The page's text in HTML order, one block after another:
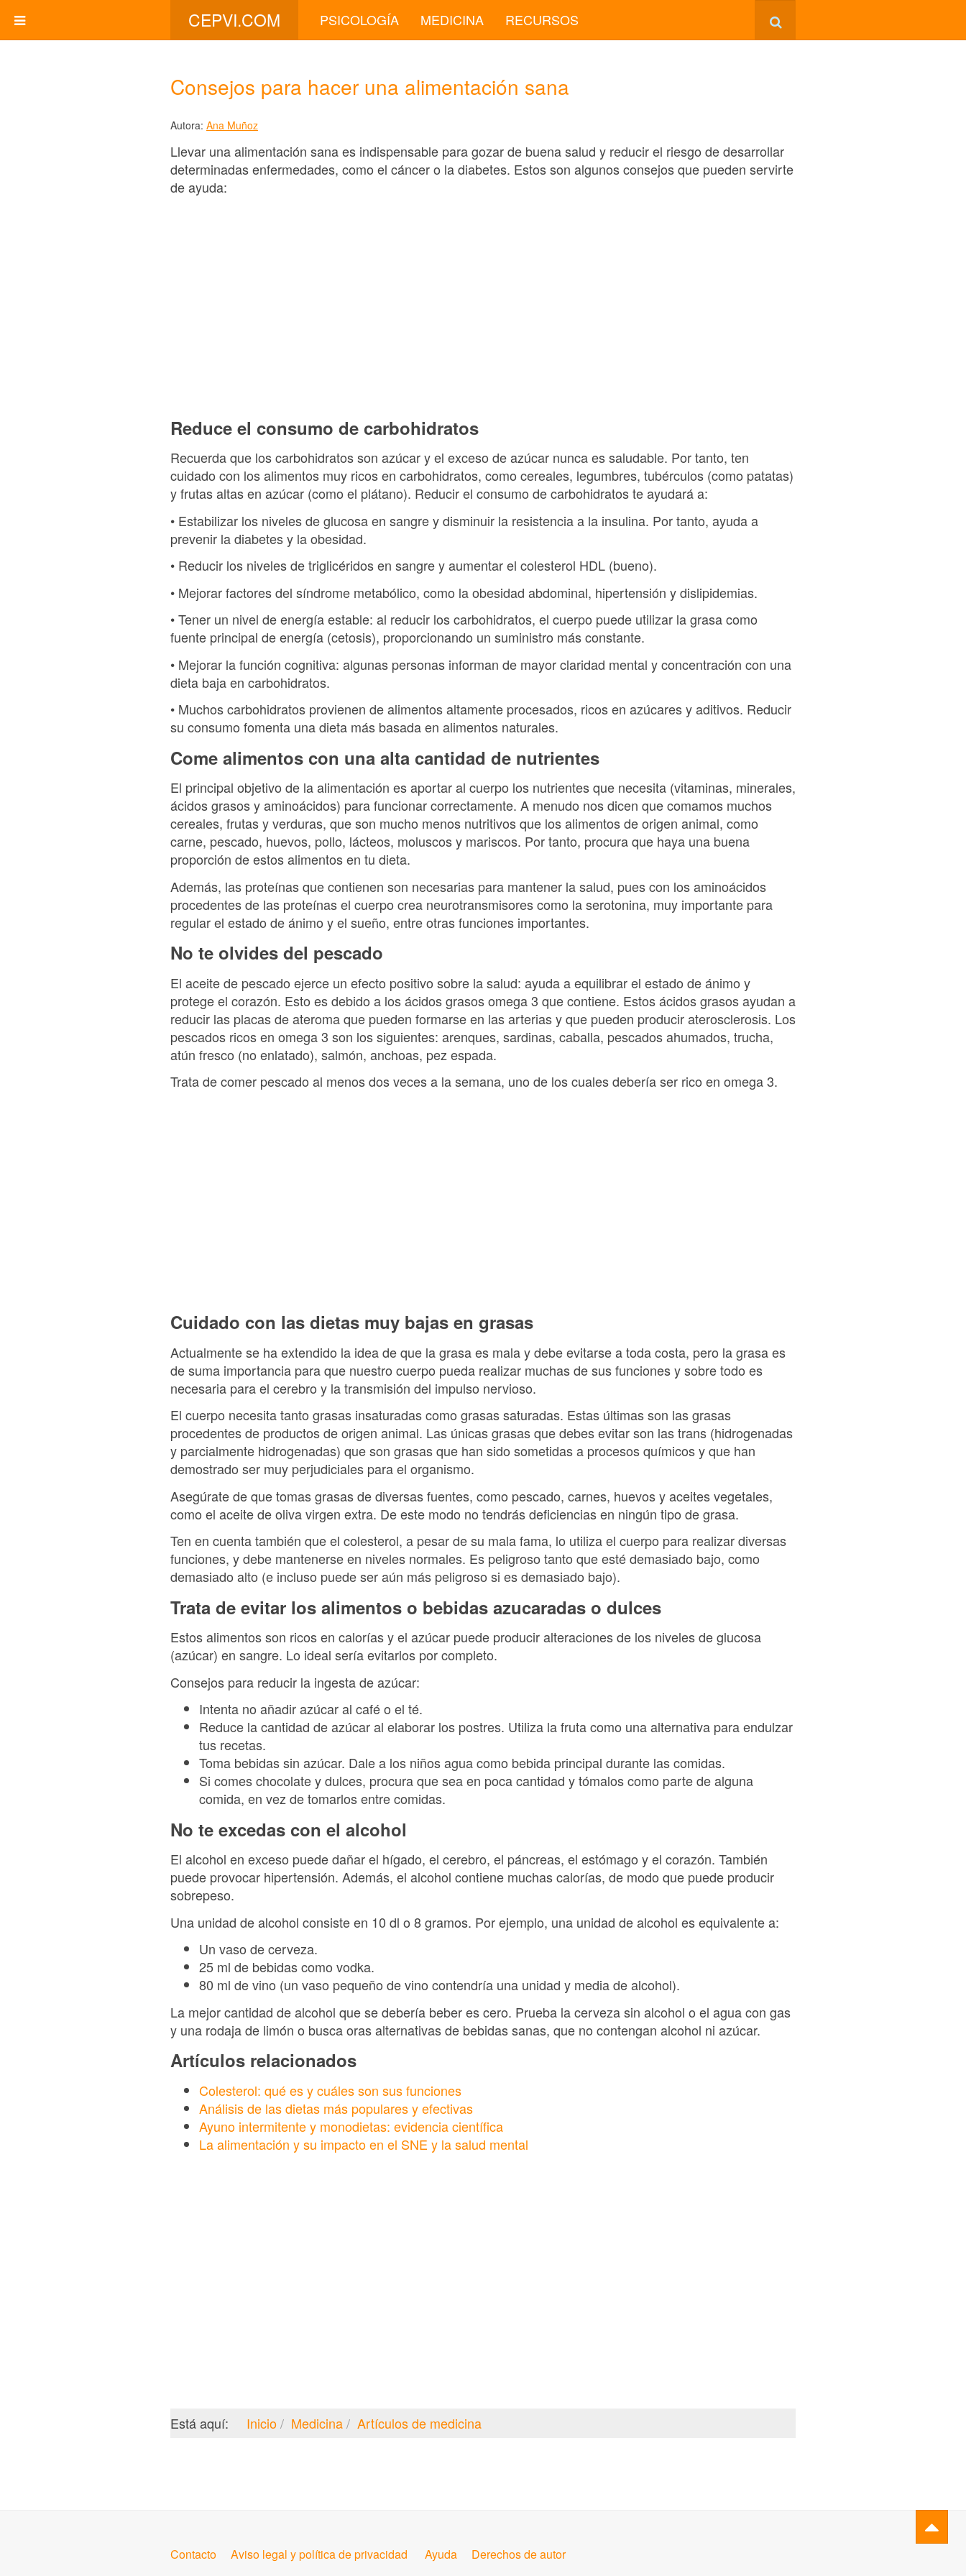
CEPVI.COM PSICOLOGÍA MEDICINA RECURSOS
Consejos para hacer una alimentación sana
Autora: Ana Muñoz
Llevar una alimentación sana es indispensable para gozar de buena salud y reducir el riesgo de desarrollar
determinadas enfermedades, como el cáncer o la diabetes. Estos son algunos consejos que pueden servirte
de ayuda:
Reduce el consumo de carbohidratos
Recuerda que los carbohidratos son azúcar y el exceso de azúcar nunca es saludable. Por tanto, ten
cuidado con los alimentos muy ricos en carbohidratos, como cereales, legumbres, tubérculos (como patatas)
y frutas altas en azúcar (como el plátano). Reducir el consumo de carbohidratos te ayudará a:
• Estabilizar los niveles de glucosa en sangre y disminuir la resistencia a la insulina. Por tanto, ayuda a
prevenir la diabetes y la obesidad.
• Reducir los niveles de triglicéridos en sangre y aumentar el colesterol HDL (bueno).
• Mejorar factores del síndrome metabólico, como la obesidad abdominal, hipertensión y dislipidemias.
• Tener un nivel de energía estable: al reducir los carbohidratos, el cuerpo puede utilizar la grasa como
fuente principal de energía (cetosis), proporcionando un suministro más constante.
• Mejorar la función cognitiva: algunas personas informan de mayor claridad mental y concentración con una
dieta baja en carbohidratos.
• Muchos carbohidratos provienen de alimentos altamente procesados, ricos en azúcares y aditivos. Reducir
su consumo fomenta una dieta más basada en alimentos naturales.
Come alimentos con una alta cantidad de nutrientes
El principal objetivo de la alimentación es aportar al cuerpo los nutrientes que necesita (vitaminas, minerales,
ácidos grasos y aminoácidos) para funcionar correctamente. A menudo nos dicen que comamos muchos
cereales, frutas y verduras, que son mucho menos nutritivos que los alimentos de origen animal, como
carne, pescado, huevos, pollo, lácteos, moluscos y mariscos. Por tanto, procura que haya una buena
proporción de estos alimentos en tu dieta.
Además, las proteínas que contienen son necesarias para mantener la salud, pues con los aminoácidos
procedentes de las proteínas el cuerpo crea neurotransmisores como la serotonina, muy importante para
regular el estado de ánimo y el sueño, entre otras funciones importantes.
No te olvides del pescado
El aceite de pescado ejerce un efecto positivo sobre la salud: ayuda a equilibrar el estado de ánimo y
protege el corazón. Esto es debido a los ácidos grasos omega 3 que contiene. Estos ácidos grasos ayudan a
reducir las placas de ateroma que pueden formarse en las arterias y que pueden producir aterosclerosis. Los
pescados ricos en omega 3 son los siguientes: arenques, sardinas, caballa, pescados ahumados, trucha,
atún fresco (no enlatado), salmón, anchoas, pez espada.
Trata de comer pescado al menos dos veces a la semana, uno de los cuales debería ser rico en omega 3.
Cuidado con las dietas muy bajas en grasas
Actualmente se ha extendido la idea de que la grasa es mala y debe evitarse a toda costa, pero la grasa es
de suma importancia para que nuestro cuerpo pueda realizar muchas de sus funciones y sobre todo es
necesaria para el cerebro y la transmisión del impulso nervioso.
El cuerpo necesita tanto grasas insaturadas como grasas saturadas. Estas últimas son las grasas
procedentes de productos de origen animal. Las únicas grasas que debes evitar son las trans (hidrogenadas
y parcialmente hidrogenadas) que son grasas que han sido sometidas a procesos químicos y que han
demostrado ser muy perjudiciales para el organismo.
Asegúrate de que tomas grasas de diversas fuentes, como pescado, carnes, huevos y aceites vegetales,
como el aceite de oliva virgen extra. De este modo no tendrás deficiencias en ningún tipo de grasa.
Ten en cuenta también que el colesterol, a pesar de su mala fama, lo utiliza el cuerpo para realizar diversas
funciones, y debe mantenerse en niveles normales. Es peligroso tanto que esté demasiado bajo, como
demasiado alto (e incluso puede ser aún más peligroso si es demasiado bajo).
Trata de evitar los alimentos o bebidas azucaradas o dulces
Estos alimentos son ricos en calorías y el azúcar puede producir alteraciones de los niveles de glucosa
(azúcar) en sangre. Lo ideal sería evitarlos por completo.
Consejos para reducir la ingesta de azúcar:
Intenta no añadir azúcar al café o el té.
Reduce la cantidad de azúcar al elaborar los postres. Utiliza la fruta como una alternativa para endulzar
tus recetas.
Toma bebidas sin azúcar. Dale a los niños agua como bebida principal durante las comidas.
Si comes chocolate y dulces, procura que sea en poca cantidad y tómalos como parte de alguna
comida, en vez de tomarlos entre comidas.
No te excedas con el alcohol
El alcohol en exceso puede dañar el hígado, el cerebro, el páncreas, el estómago y el corazón. También
puede provocar hipertensión. Además, el alcohol contiene muchas calorías, de modo que puede producir
sobrepeso.
Una unidad de alcohol consiste en 10 dl o 8 gramos. Por ejemplo, una unidad de alcohol es equivalente a:
Un vaso de cerveza.
25 ml de bebidas como vodka.
80 ml de vino (un vaso pequeño de vino contendría una unidad y media de alcohol).
La mejor cantidad de alcohol que se debería beber es cero. Prueba la cerveza sin alcohol o el agua con gas
y una rodaja de limón o busca oras alternativas de bebidas sanas, que no contengan alcohol ni azúcar.
Artículos relacionados
Colesterol: qué es y cuáles son sus funciones
Análisis de las dietas más populares y efectivas
Ayuno intermitente y monodietas: evidencia científica
La alimentación y su impacto en el SNE y la salud mental
Está aquí: Inicio Medicina Artículos de medicina
Contacto Aviso legal y política de privacidad Ayuda Derechos de autor